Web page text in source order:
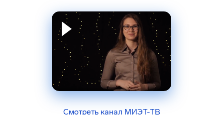
Смотреть канал МИЭТ-ТВ